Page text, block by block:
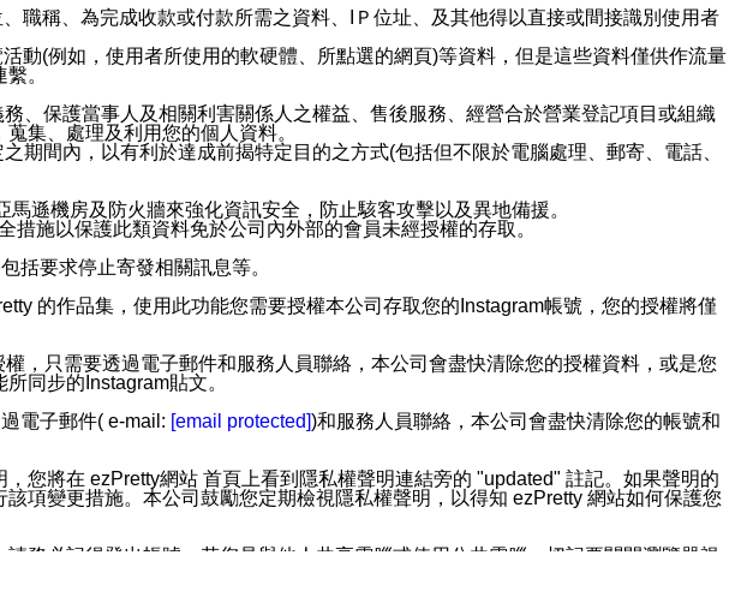
職稱、為完成收款或付款所需之資料、IＰ位址、及其他得以直接或間接識別使用者
動(例如，使用者所使用的軟硬體、所點選的網頁)等資料，但是這些資料僅供作流量
。
、保護當事人及相關利害關係人之權益、售後服務、經營合於營業登記項目或組織
集、處理及利用您的個人資料。
間內，以有利於達成前揭特定目的之方式(包括但不限於電腦處理、郵寄、電話、
遜機房及防火牆來強化資訊安全，防止駭客攻擊以及異地備援。
施以保護此類資料免於公司內外部的會員未經授權的存取。
括要求停止寄發相關訊息等。
的作品集，使用此功能您需要授權本公司存取您的Instagram帳號，您的授權將僅
，只需要透過電子郵件和服務人員聯絡，本公司會盡快清除您的授權資料，或是您
同步的Instagram貼文。
電子郵件( e-mail: [email protected])和服務人員聯絡，本公司會盡快清除您的帳號和
您將在 ezPretty網站 首頁上看到隱私權聲明連結旁的 "updated" 註記。如果聲明的
項變更措施。本公司鼓勵您定期檢視隱私權聲明，以得知 ezPretty 網站如何保護您
務必記得登出帳號。若您是與他人共享電腦或使用公共電腦，切記要關閉瀏覽器視